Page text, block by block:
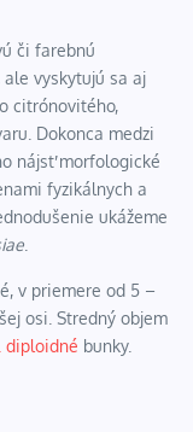
či farebnú
vyskytujú sa aj
citrónovitého,
Dokonca medzi
nájsť morfologické
fyzikálnych a
ukážeme
v priemere od 5 –
osi. Stredný objem
diploidné bunky.